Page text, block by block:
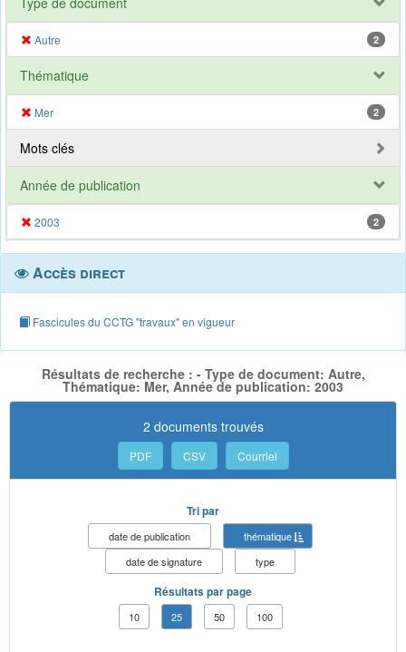
Autre 2
Thématique
Mer 2
Mots clés
Année de publication
2003 2
Accès direct
Fascicules du CCTG "travaux" en vigueur
Résultats de recherche : - Type de document: Autre,
Thématique: Mer, Année de publication: 2003
2 documents trouvés
PDF CSV Courriel
Tri par
date de publication
thématique
date de signature
type
Résultats par page
10 25 50 100